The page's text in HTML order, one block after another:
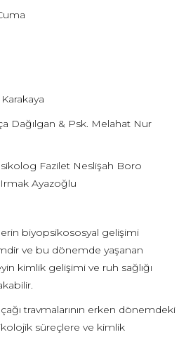
Dağılgan & Psk. Melahat Nur
Fazilet Neslişah Boro
Ayazoğlu
biyopsikososyal gelişimi
ve bu dönemde yaşanan
kimlik gelişimi ve ruh sağlığı
travmalarının erken dönemdeki
süreçlere ve kimlik